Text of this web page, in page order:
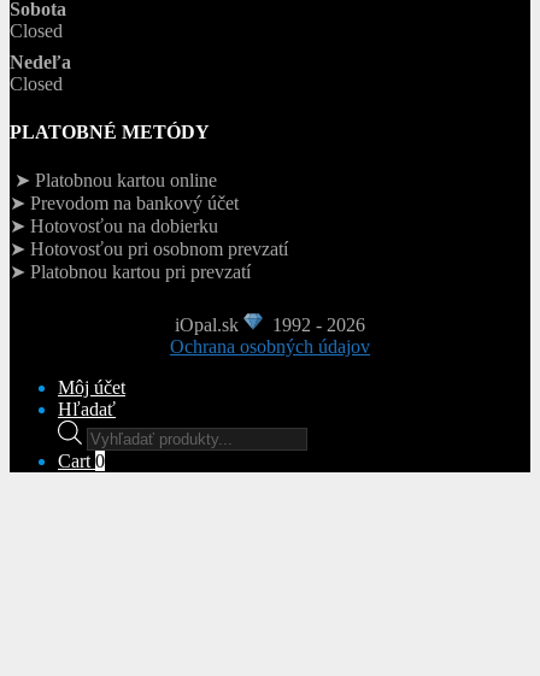
Sobota
Closed
Nedeľa
Closed
PLATOBNÉ METÓDY
➤ Platobnou kartou online
➤ Prevodom na bankový účet
➤ Hotovosťou na dobierku
➤ Hotovosťou pri osobnom prevzatí
➤ Platobnou kartou pri prevzatí
iOpal.sk
1992 - 2026
Ochrana osobných údajov
Môj účet
Hľadať
Products
search
Cart 0